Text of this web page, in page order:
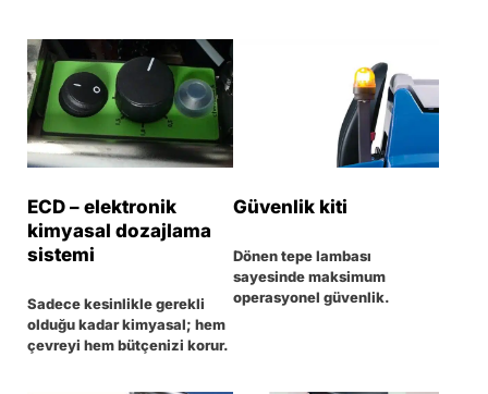
ECD – elektronik
kimyasal dozajlama
sistemi
Sadece kesinlikle gerekli
olduğu kadar kimyasal; hem
çevreyi hem bütçenizi korur.
Güvenlik kiti
Dönen tepe lambası
sayesinde maksimum
operasyonel güvenlik.